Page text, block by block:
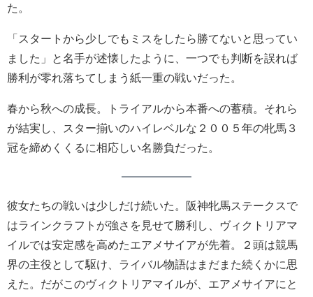
た。
「スタートから少しでもミスをしたら勝てないと思ってい
ました」と名手が述懐したように、一つでも判断を誤れば
勝利が零れ落ちてしまう紙一重の戦いだった。
春から秋への成長。トライアルから本番への蓄積。それら
が結実し、スター揃いのハイレベルな２００５年の牝馬３
冠を締めくくるに相応しい名勝負だった。
彼女たちの戦いは少しだけ続いた。阪神牝馬ステークスで
はラインクラフトが強さを見せて勝利し、ヴィクトリアマ
イルでは安定感を高めたエアメサイアが先着。２頭は競馬
界の主役として駆け、ライバル物語はまだまた続くかに思
えた。だがこのヴィクトリアマイルが、エアメサイアにと